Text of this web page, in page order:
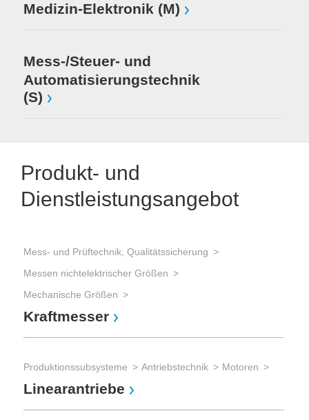
Medizin-Elektronik (M)
Mess-/Steuer- und
Automatisierungstechnik
(S)
Produkt- und
Dienstleistungsangebot
Mess- und Prüftechnik, Qualitätssicherung
Messen nichtelektrischer Größen
Mechanische Größen
Kraftmesser
Produktionssubsysteme Antriebstechnik Motoren
Linearantriebe